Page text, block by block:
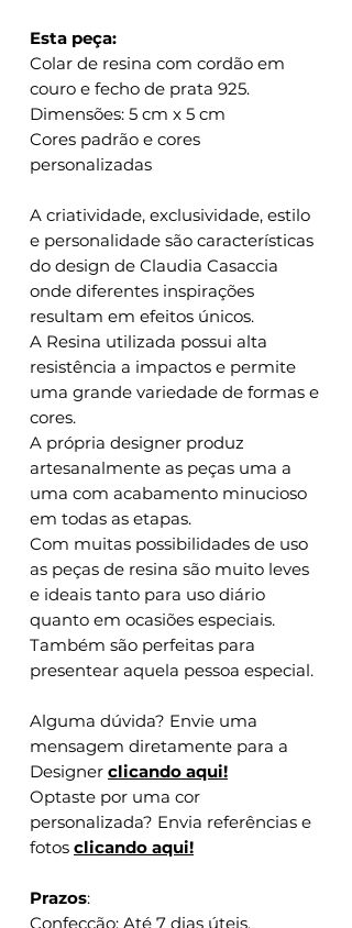
Esta peça:
Colar de resina com cordão em
couro e fecho de prata 925.
Dimensões: 5 cm x 5 cm
Cores padrão e cores
personalizadas
A criatividade, exclusividade, estilo
e personalidade são características
do design de Claudia Casaccia
onde diferentes inspirações
resultam em efeitos únicos.
A Resina utilizada possui alta
resistência a impactos e permite
uma grande variedade de formas e
cores.
A própria designer produz
artesanalmente as peças uma a
uma com acabamento minucioso
em todas as etapas.
Com muitas possibilidades de uso
as peças de resina são muito leves
e ideais tanto para uso diário
quanto em ocasiões especiais.
Também são perfeitas para
presentear aquela pessoa especial.
Alguma dúvida? Envie uma
mensagem diretamente para a
Designer clicando aqui!
Optaste por uma cor
personalizada? Envia referências e
fotos clicando aqui!
Prazos:
Confecção: Até 7 dias úteis.